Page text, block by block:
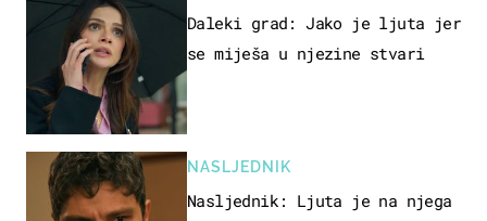
Daleki grad: Jako je ljuta jer
se miješa u njezine stvari
NASLJEDNIK
Nasljednik: Ljuta je na njega